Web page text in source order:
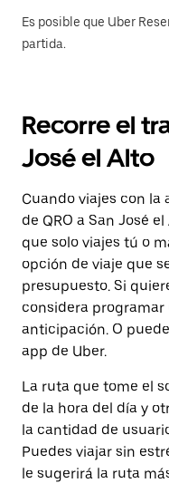
Es posible que Uber
partida.
Recorre el
José el Alto
Cuando viajes con la
de QRO a San José
que solo viajes tú o
opción de viaje que
presupuesto. Si
considera programar
anticipación. O
app de Uber.
La ruta que tome el
de la hora del día y
la cantidad de
Puedes viajar sin
le sugerirá la ruta